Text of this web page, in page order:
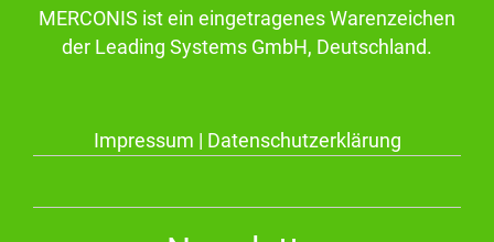
MERCONIS ist ein eingetragenes Warenzeichen
der Leading Systems GmbH, Deutschland.
Impressum Datenschutzerklärung